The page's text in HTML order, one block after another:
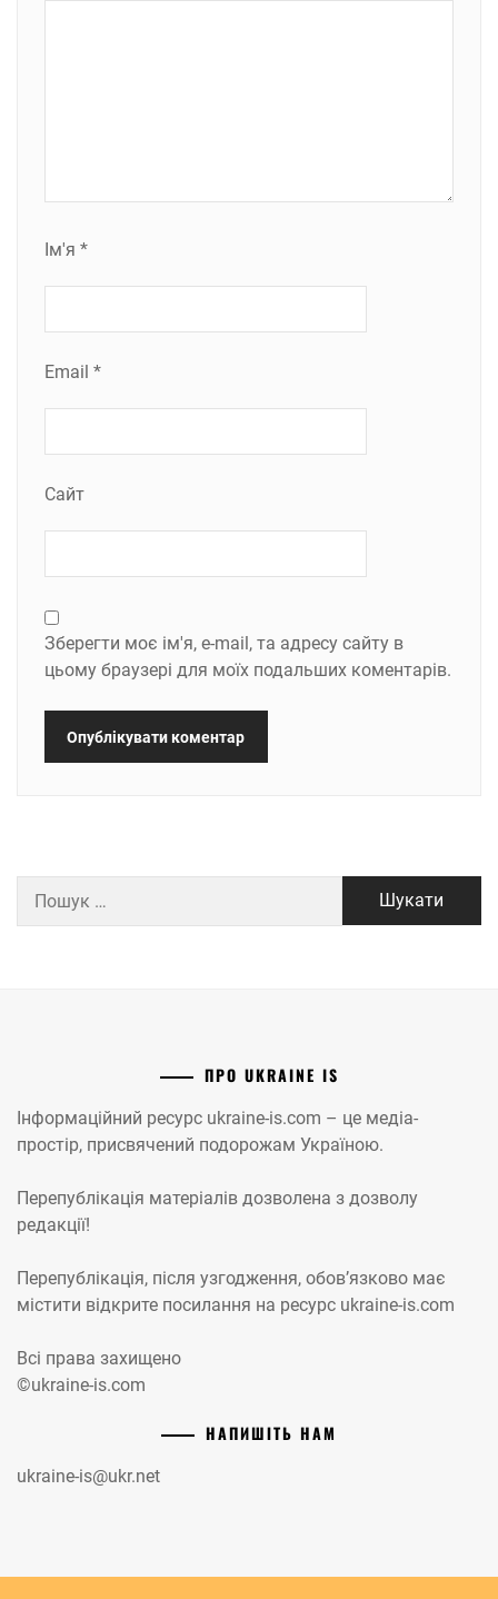
Ім'я *
Email *
Сайт
Зберегти моє ім'я, e-mail, та адресу сайту в
цьому браузері для моїх подальших коментарів.
ПРО UKRAINE IS
Інформаційний ресурс ukraine-is.com – це медіа-
простір, присвячений подорожам Україною.
Перепублікація матеріалів дозволена з дозволу
редакції!
Перепублікація, після узгодження, обов’язково має
містити відкрите посилання на ресурс ukraine-is.com
Всі права захищено
©ukraine-is.com
НАПИШІТЬ НАМ
ukraine-is@ukr.net